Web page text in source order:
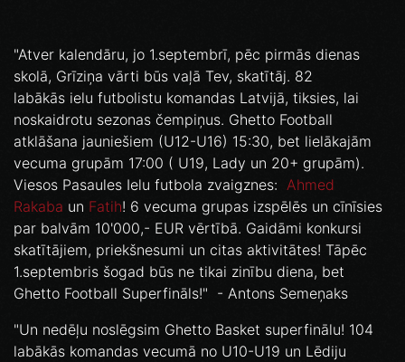
"Atver kalendāru, jo 1.septembrī, pēc pirmās dienas
skolā, Grīziņa vārti būs vaļā Tev, skatītāj. 82
labākās ielu futbolistu komandas Latvijā, tiksies, lai
noskaidrotu sezonas čempiņus. Ghetto Football
atklāšana jauniešiem (U12-U16) 15:30, bet lielākajām
vecuma grupām 17:00 ( U19, Lady un 20+ grupām).
Viesos Pasaules Ielu futbola zvaigznes: Ahmed
Rakaba un Fatih! 6 vecuma grupas izspēlēs un cīnīsies
par balvām 10'000,- EUR vērtībā. Gaidāmi konkursi
skatītājiem, priekšnesumi un citas aktivitātes! Tāpēc
1.septembris šogad būs ne tikai zinību diena, bet
Ghetto Football Superfināls!" - Antons Semeņaks
"Un nedēļu noslēgsim Ghetto Basket superfinālu! 104
labākās komandas vecumā no U10-U19 un Lēdiju